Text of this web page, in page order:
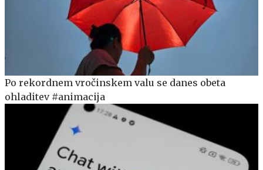
Po rekordnem vročinskem valu se danes obeta
ohladitev #animacija